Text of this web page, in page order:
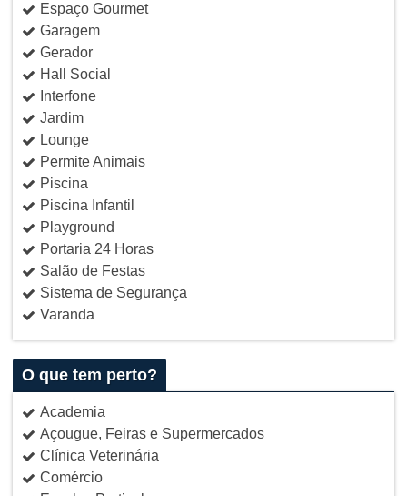
Espaço Gourmet
Garagem
Gerador
Hall Social
Interfone
Jardim
Lounge
Permite Animais
Piscina
Piscina Infantil
Playground
Portaria 24 Horas
Salão de Festas
Sistema de Segurança
Varanda
O que tem perto?
Academia
Açougue, Feiras e Supermercados
Clínica Veterinária
Comércio